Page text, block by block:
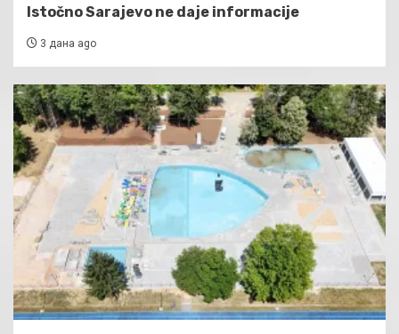
Istočno Sarajevo ne daje informacije
3 дана ago